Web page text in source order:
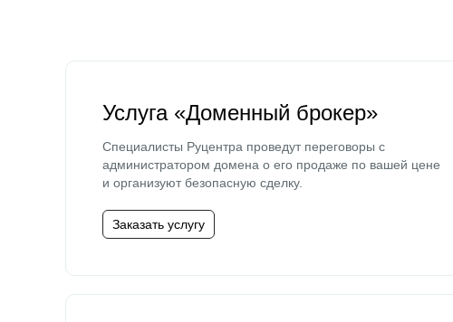
Услуга «Доменный брокер»
Специалисты Руцентра проведут переговоры с
администратором домена о его продаже по вашей цене
и организуют безопасную сделку.
Заказать услугу